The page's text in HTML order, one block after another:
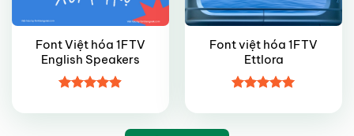
Font Việt hóa 1FTV
English Speakers
hạng4.85
Font việt hóa 1FTV
Ettlora
hạng4.95